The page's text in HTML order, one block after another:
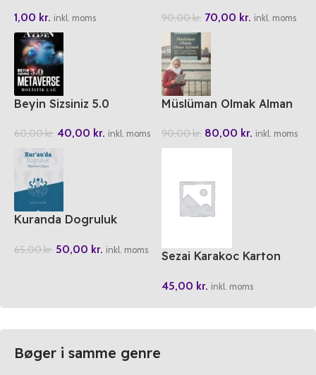
1,00 kr. inkl. moms 90,00kr. 70,00 kr. inkl. moms
Beyin Sizsiniz 5.0
60,00kr. 40,00 kr. inkl. moms
Müslüman Olmak Alman
90,00kr. 80,00 kr. inkl. moms
Kuranda Dogruluk
65,00kr. 50,00 kr. inkl. moms
Sezai Karakoc Karton
45,00 kr. inkl. moms
Bøger i samme genre